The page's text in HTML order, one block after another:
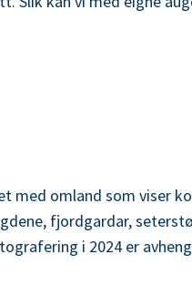
med omland som viser
fjordgardar,
i 2024 er